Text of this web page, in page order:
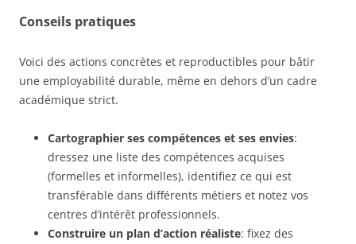
Conseils pratiques
Voici des actions concrètes et reproductibles pour bâtir
une employabilité durable, même en dehors d’un cadre
académique strict.
Cartographier ses compétences et ses envies:
dressez une liste des compétences acquises
(formelles et informelles), identifiez ce qui est
transférable dans différents métiers et notez vos
centres d’intérêt professionnels.
Construire un plan d’action réaliste: fixez des